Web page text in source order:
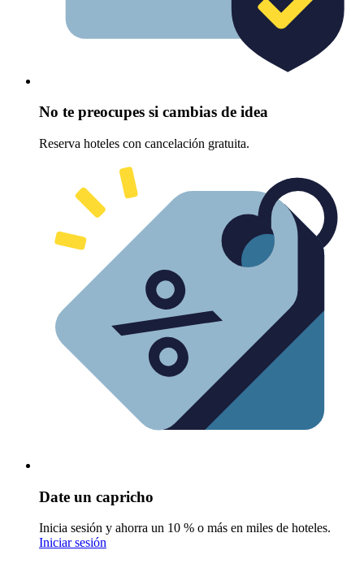
No te preocupes si cambias de idea
Reserva hoteles con cancelación gratuita.
Date un capricho
Inicia sesión y ahorra un 10 % o más en miles de hoteles.
Iniciar sesión